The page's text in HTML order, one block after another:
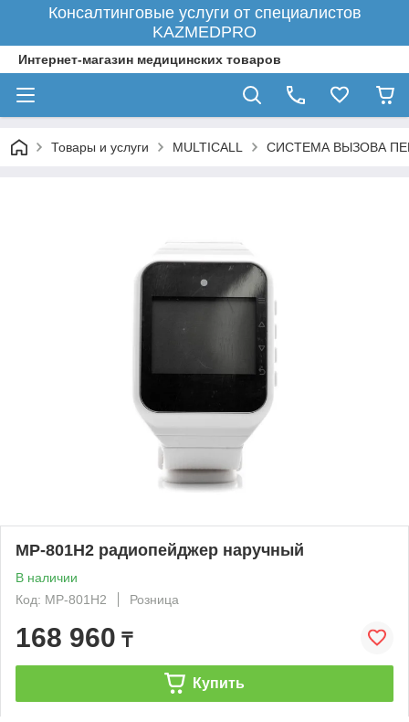
Консалтинговые услуги от специалистов
KAZMEDPRO
Интернет-магазин медицинских товаров
Товары и услуги MULTICALL СИСТЕМА ВЫЗОВА
MP-801H2 радиопейджер наручный
В наличии
Код: MP-801H2
Розница
168 960 ₸
Купить